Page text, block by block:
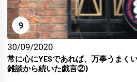
9
30/09/2020
常に心にYESであれば、万事うまく
雑談から続いた戯言②)